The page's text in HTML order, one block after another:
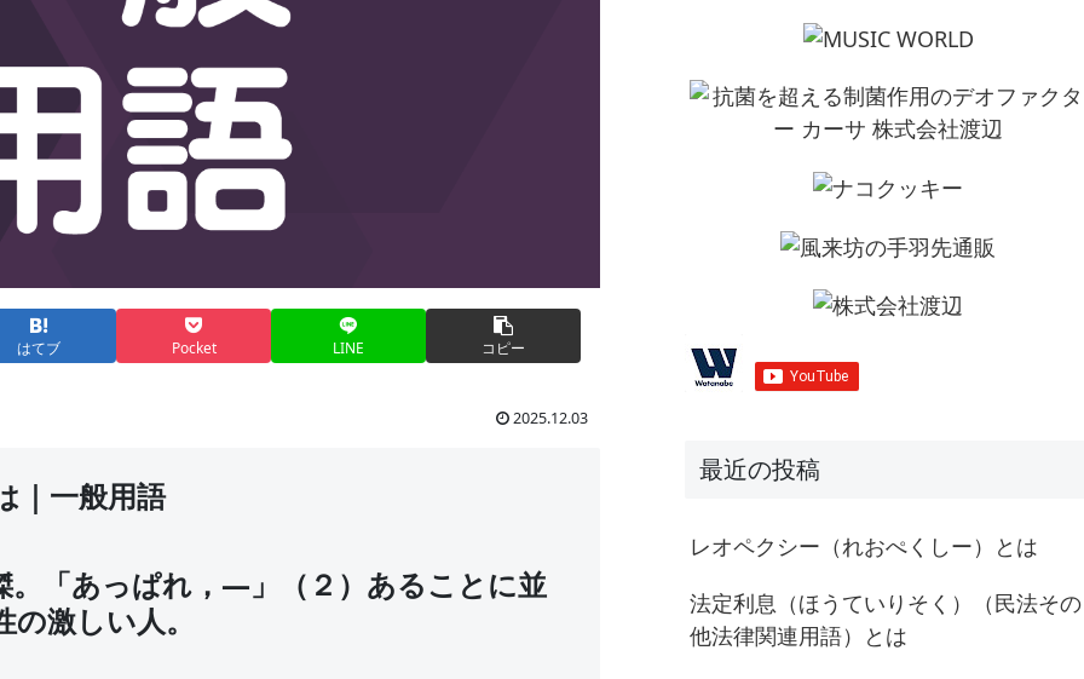
はてブ Pocket LINE コピー
2025.12.03
｜一般用語
。「あっぱれ，―」（２）あることに並
激しい人。
最近の投稿
レオペクシー（れおぺくしー）とは
法定利息（ほうていりそく）（民法その
他法律関連用語）とは